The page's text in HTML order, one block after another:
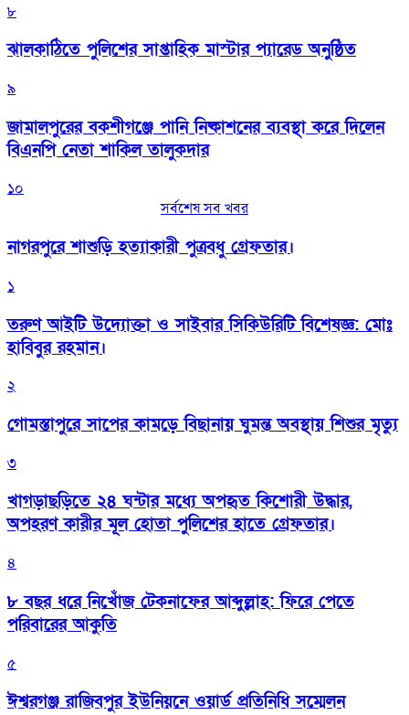
৮
‎ঝালকাঠিতে পুলিশের সাপ্তাহিক মাস্টার প্যারেড অনুষ্ঠিত
৯
জামালপুরের বকশীগঞ্জে পানি নিষ্কাশনের ব্যবস্থা করে দিলেন
বিএনপি নেতা শাকিল তালুকদার
১০
সর্বশেষ সব খবর
নাগরপুরে শাশুড়ি হত্যাকারী পুত্রবধু গ্রেফতার।
১
তরুণ আইটি উদ্যোক্তা ও সাইবার সিকিউরিটি বিশেষজ্ঞ: মোঃ
হাবিবুর রহমান।
২
গোমস্তাপুরে সাপের কামড়ে বিছানায় ঘুমন্ত অবস্থায় শিশুর মৃত্যু
৩
খাগড়াছড়িতে ২৪ ঘন্টার মধ্যে অপহৃত কিশোরী উদ্ধার,
অপহরণ কারীর মূল হোতা পুলিশের হাতে গ্রেফতার।
৪
৮ বছর ধরে নিখোঁজ টেকনাফের আব্দুল্লাহ: ফিরে পেতে
পরিবারের আকুতি
৫
ঈশ্বরগঞ্জ রাজিবপুর ইউনিয়নে ওয়ার্ড প্রতিনিধি সম্মেলন